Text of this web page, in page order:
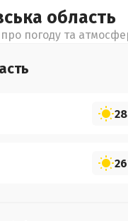
область
погоду та